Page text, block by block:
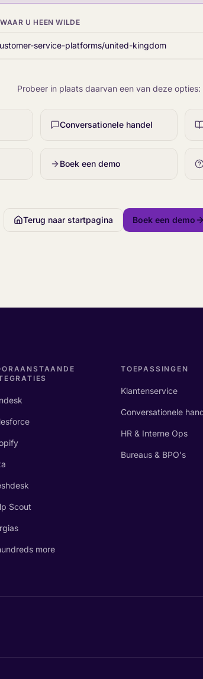
U HEEN WILDE
Probeer in plaats daarvan een van deze opties:
Conversationele handel
Boek een demo
Terug naar startpagina Boek een demo
Scout
more
TOEPASSINGEN
Klantenservice
Conversationele
HR & Interne Ops
Bureaus & BPO's